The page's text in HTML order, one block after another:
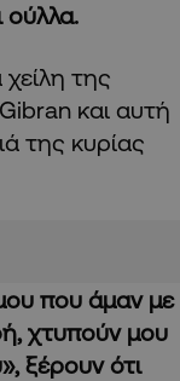
ούλλα.
της
και αυτή
της κυρίας
που άμαν με
χτυπούν μου
ξέρουν ότι